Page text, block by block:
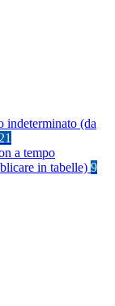
indeterminato (da
21
a tempo
in tabelle) 9